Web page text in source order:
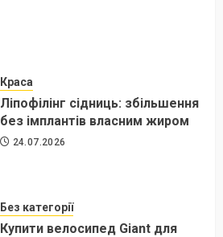
Краса
Ліпофілінг сідниць: збільшення
без імплантів власним жиром
24.07.2026
Без категорії
Купити велосипед Giant для